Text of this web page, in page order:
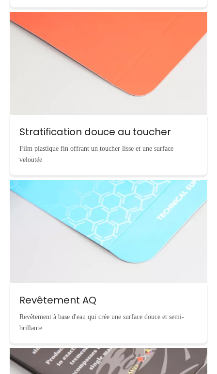
Stratification douce au toucher
Film plastique fin offrant un toucher lisse et une surface
veloutée
Revêtement AQ
Revêtement à base d'eau qui crée une surface douce et semi-
brillante